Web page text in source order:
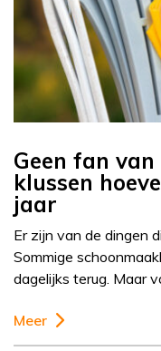
Geen fan van
klussen
jaar
Er zijn van de dingen
Sommige
dagelijks terug. Maar
Meer